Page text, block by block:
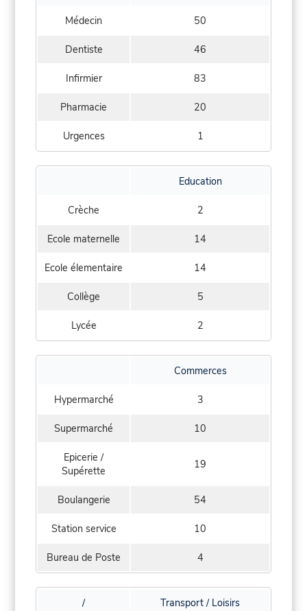
Médecin 50
Dentiste 46
Infirmier 83
Pharmacie 20
Urgences 1
Education
Crèche 2
Ecole maternelle 14
Ecole élementaire 14
Collège 5
Lycée 2
Commerces
Hypermarché 3
Supermarché 10
Epicerie /
Supérette
19
Boulangerie 54
Station service 10
Bureau de Poste 4
/ Transport / Loisirs